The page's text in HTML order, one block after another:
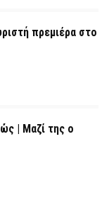
πρεμιέρα στο
| Μαζί της ο